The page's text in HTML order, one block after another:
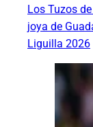
Los Tuzos
joya de
Liguilla 2026